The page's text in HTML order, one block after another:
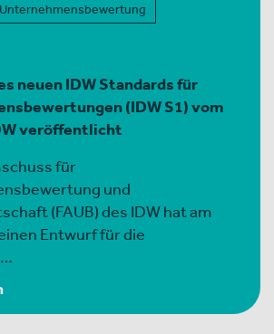
Unternehmensbewertung
neuen IDW Standards für
(IDW S1) vom
veröffentlicht
für
und
(FAUB) des IDW hat am
Entwurf für die